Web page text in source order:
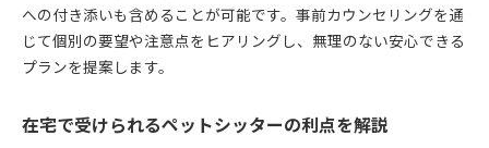
への付き添いも含めることが可能です。事前カウンセリングを通
じて個別の要望や注意点をヒアリングし、無理のない安心できる
プランを提案します。
在宅で受けられるペットシッターの利点を解説